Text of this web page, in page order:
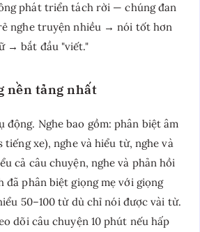
phát triển tách rời — chúng đan
nghe truyện nhiều → nói tốt hơn
→ bắt đầu "viết."
nền tảng nhất
động. Nghe bao gồm: phân biệt âm
xe), nghe và hiểu từ, nghe và
cả câu chuyện, nghe và phản hồi
đã phân biệt giọng mẹ với giọng
50–100 từ dù chỉ nói được vài từ.
dõi câu chuyện 10 phút nếu hấp